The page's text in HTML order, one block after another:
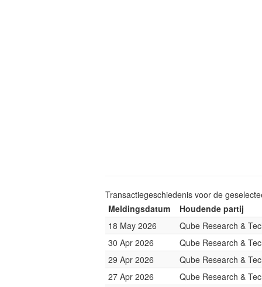
Transactiegeschiedenis voor de
Meldingsdatum
Houdende partij
18 May 2026
Qube Research &
30 Apr 2026
Qube Research &
29 Apr 2026
Qube Research &
27 Apr 2026
Qube Research &